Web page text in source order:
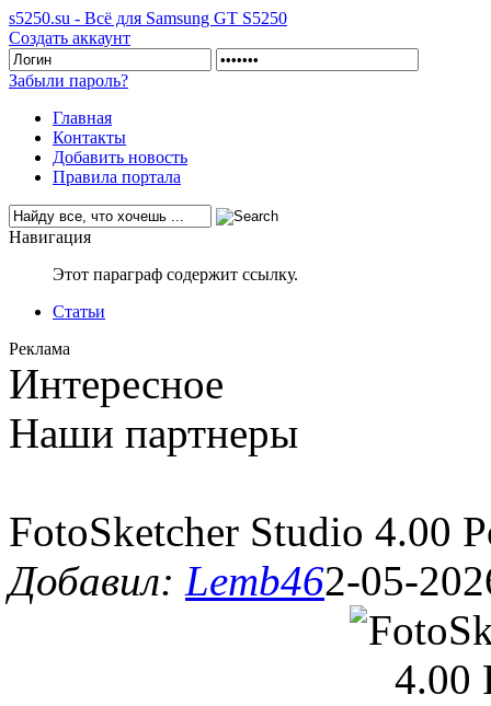
s5250.su - Всё для Samsung GT S5250
Создать аккаунт
Забыли пароль?
Главная
Контакты
Добавить новость
Правила портала
Навигация
Этот параграф содержит ссылку.
Статьи
Реклама
Интересное
Наши партнеры
FotoSketcher Studio 4.00
Добавил: Lemb462-05-